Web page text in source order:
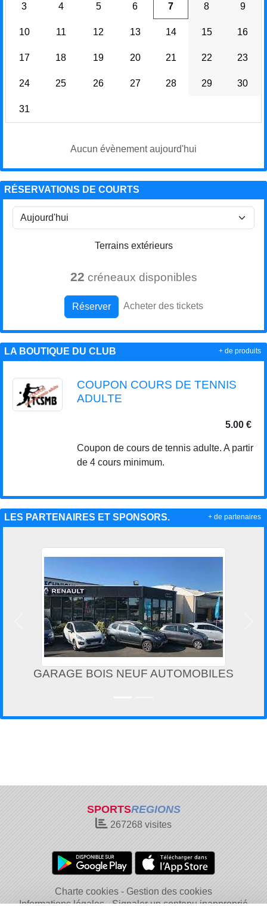
3 4 5 6 7 8 9
10 11 12 13 14 15 16
17 18 19 20 21 22 23
24 25 26 27 28 29 30
31
Aucun évènement aujourd'hui
RÉSERVATIONS DE COURTS
Terrains extérieurs
22 créneaux disponibles
Réserver Acheter des tickets
LA BOUTIQUE DU CLUB
COUPON COURS DE TENNIS
ADULTE
5.00 €
Coupon de cours de tennis adulte. A partir
de 4 cours minimum.
+ de produits
LES PARTENAIRES ET SPONSORS.
GARAGE BOIS NEUF AUTOMOBILES
Précedent
+ de partenaires
SPORTSREGIONS
267268 visites
Charte cookies
Gestion des cookies
Informations légales
Signaler un contenu inapproprié